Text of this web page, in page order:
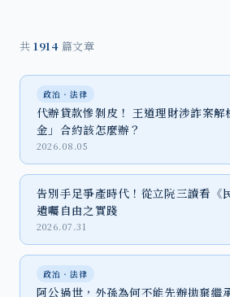
共 1914 篇文章
政治‧法律
代辦貸款慘剝皮！ 王道理財涉詐案解
金」合約該怎麼辦？
2026.08.05
告別手足爭產時代！從立院三讀看《
遺囑自由之實踐
2026.07.31
政治‧法律
阿公過世，外孫為何不能先辦拋棄繼